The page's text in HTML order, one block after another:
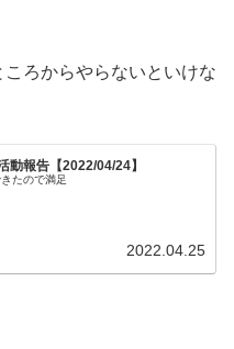
ろからやらないといけな
動報告【2022/04/24】
たので満足
2022.04.25